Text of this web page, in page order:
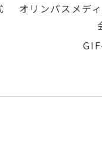
オリンパスメデ